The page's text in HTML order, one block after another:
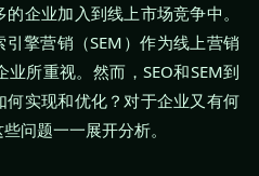
企业加入到线上市场竞争中。
擎营销（SEM）作为线上营销
所重视。然而，SEO和SEM到
何实现和优化？对于企业又有何
问题一一展开分析。